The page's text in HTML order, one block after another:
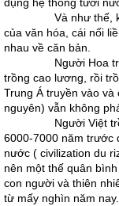
Và như thế, kỹ
của văn hóa, cái nối
nhau về căn bản.
Người Hoa trồng
trồng cao lương, rồi
Trung Á truyền vào
nguyên) vẫn không
Người Việt trồng
6000-7000 năm trước
nước ( civilization du
nên một thế quân
con người và thiên
từ mấy nghìn năm nay.